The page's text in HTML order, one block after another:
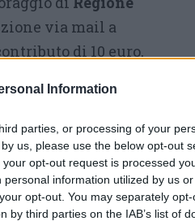
Information
parties, or processing of your
us, please use the below opt-out
opt-out request is processed
information utilized by us
opt-out. You may separately
third parties on the IAB’s list of
via mail a
di 10 euro,
lepidotteri.
proprio nella
9:30per concludersi